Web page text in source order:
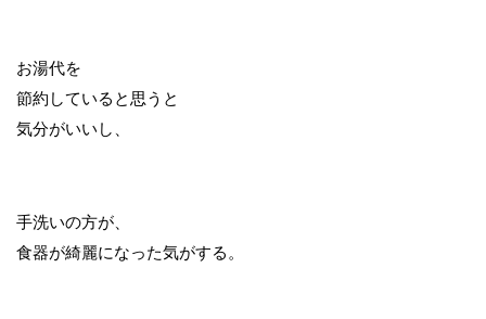
お湯代を
節約していると思うと
気分がいいし、
手洗いの方が、
食器が綺麗になった気がする。